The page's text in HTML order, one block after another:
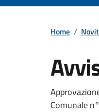
Home /
Comunale